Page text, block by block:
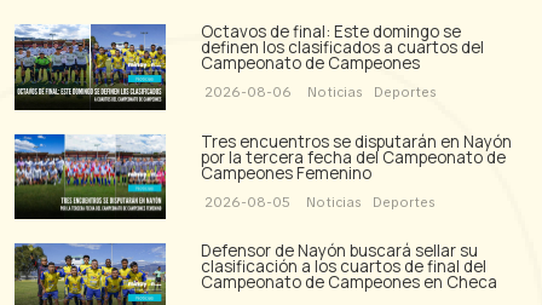
Octavos de final: Este domingo se
definen los clasificados a cuartos del
Campeonato de Campeones
2026-08-06 Noticias Deportes
Tres encuentros se disputarán en Nayón
por la tercera fecha del Campeonato de
Campeones Femenino
2026-08-05 Noticias Deportes
Defensor de Nayón buscará sellar su
clasificación a los cuartos de final del
Campeonato de Campeones en Checa